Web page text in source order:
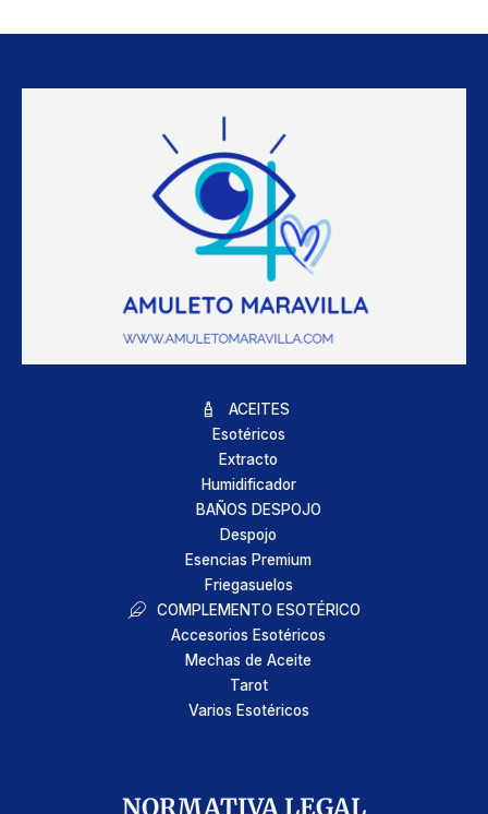
ACEITES
Esotéricos
Extracto
Humidificador
BAÑOS DESPOJO
Despojo
Esencias Premium
Friegasuelos
COMPLEMENTO ESOTÉRICO
Accesorios Esotéricos
Mechas de Aceite
Tarot
Varios Esotéricos
NORMATIVA LEGAL